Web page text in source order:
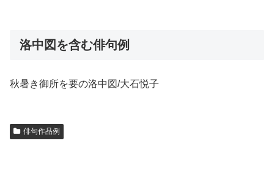
洛中図を含む俳句例
秋暑き御所を要の洛中図/大石悦子
俳句作品例